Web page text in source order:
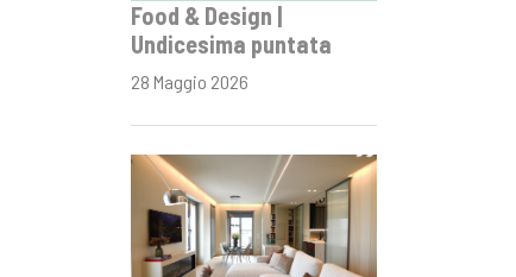
Food & Design |
Undicesima puntata
28 Maggio 2026